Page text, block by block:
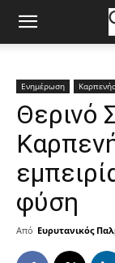
Ενημέρωση
Θερινό
φύση
Από Ευρυτανικός